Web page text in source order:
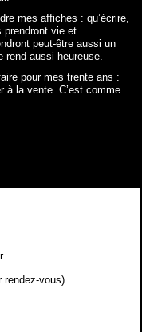
mes affiches : qu’écrire,
prendront vie et
peut-être aussi un
rend aussi heureuse.
pour mes trente ans :
à la vente. C’est comme
rendez-vous)